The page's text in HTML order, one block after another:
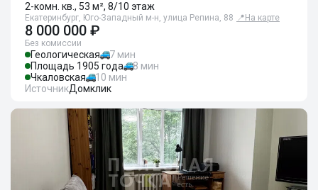
2-комн. кв., 53 м², 8/10 этаж
Екатеринбург, Юго-Западный м-н, улица Репина, 88 📍 На карте
8 000 000 ₽
Без комиссии
Геологическая
7 мин
Площадь 1905 года
8 мин
Чкаловская
10 мин
ИсточникДомклик